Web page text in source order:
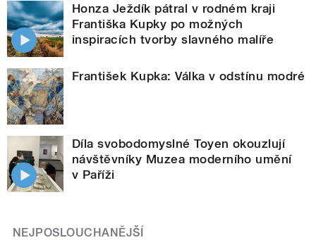
Honza Ježdík pátral v rodném kraji
Františka Kupky po možných
inspiracích tvorby slavného malíře
František Kupka: Válka v odstínu modré
Díla svobodomyslné Toyen okouzlují
návštěvníky Muzea moderního umění
v Paříži
NEJPOSLOUCHANĚJŠÍ